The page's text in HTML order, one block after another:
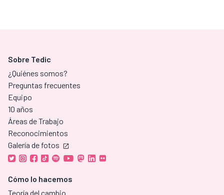
Sobre Tedic
¿Quiénes somos?
Preguntas frecuentes
Equipo
10 años
Áreas de Trabajo
Reconocimientos
Galería de fotos
Cómo lo hacemos
Teoría del cambio